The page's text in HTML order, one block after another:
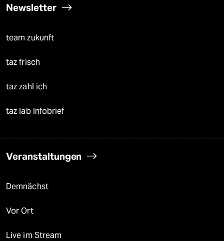
Newsletter
team zukunft
taz frisch
taz zahl ich
taz lab Infobrief
Veranstaltungen
Demnächst
Vor Ort
Live im Stream